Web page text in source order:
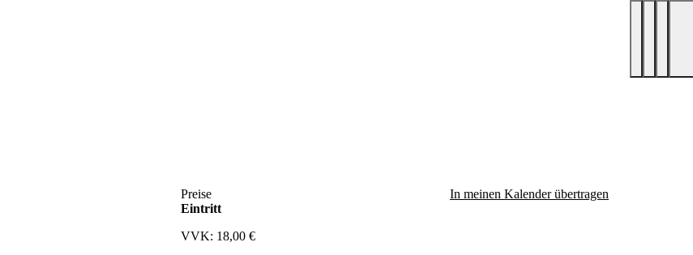
Preise
Eintritt
VVK: 18,00 €
In meinen Kalender übertragen